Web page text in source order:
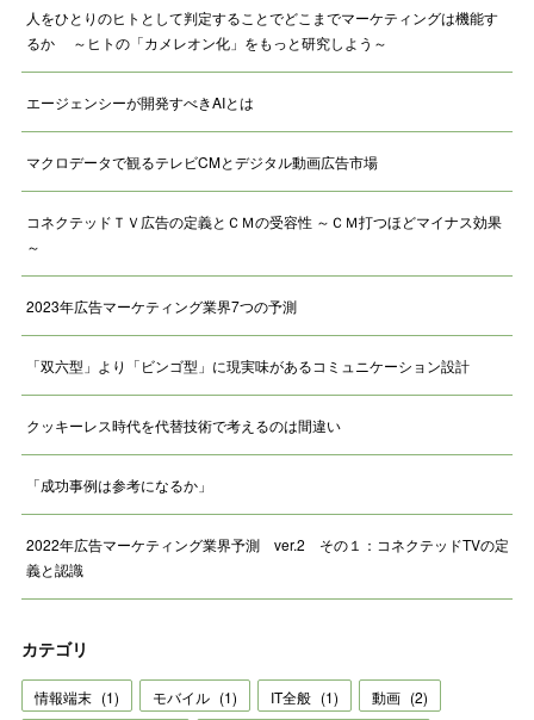
人をひとりのヒトとして判定することでどこまでマーケティングは機能す
るか ～ヒトの「カメレオン化」をもっと研究しよう～
エージェンシーが開発すべきAIとは
マクロデータで観るテレビCMとデジタル動画広告市場
コネクテッドＴＶ広告の定義とＣＭの受容性 ～ＣＭ打つほどマイナス効果
～
2023年広告マーケティング業界7つの予測
「双六型」より「ビンゴ型」に現実味があるコミュニケーション設計
クッキーレス時代を代替技術で考えるのは間違い
「成功事例は参考になるか」
2022年広告マーケティング業界予測 ver.2 その１：コネクテッドTVの定
義と認識
カテゴリ
情報端末 (1) モバイル (1) IT全般 (1) 動画 (2)